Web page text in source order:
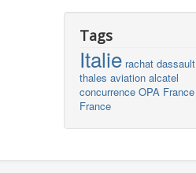
Tags
Italie rachat dassault
thales aviation alcatel
concurrence OPA France
France